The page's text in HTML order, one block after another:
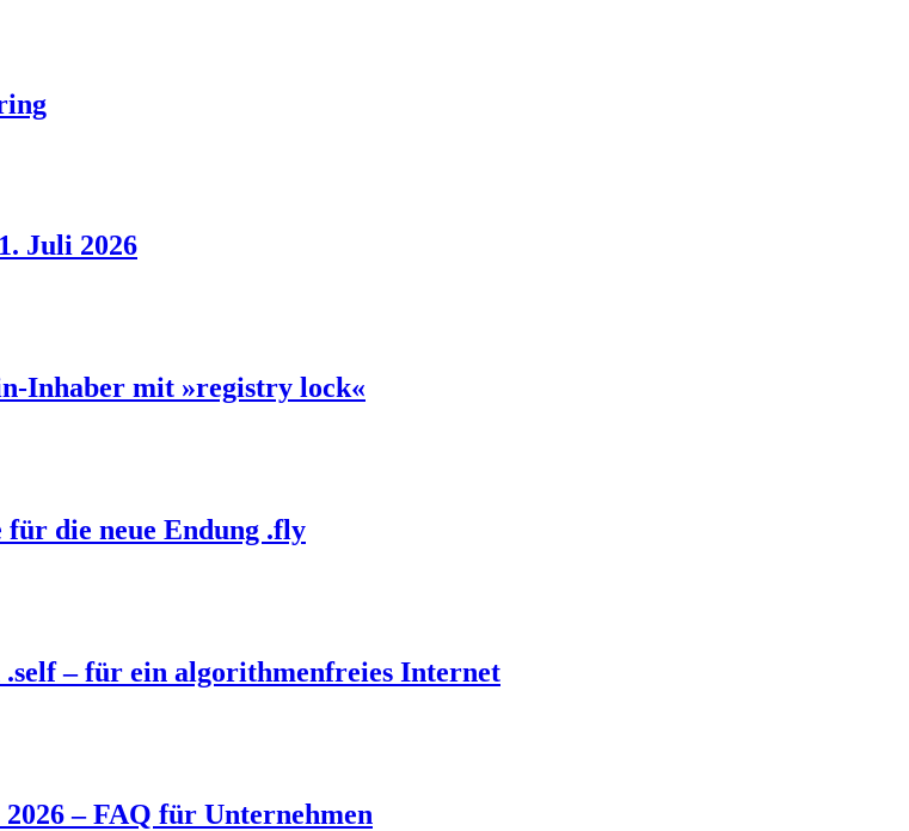
Juli 2026
Inhaber mit »registry lock«
für die neue Endung .fly
– für ein algorithmenfreies Internet
– FAQ für Unternehmen